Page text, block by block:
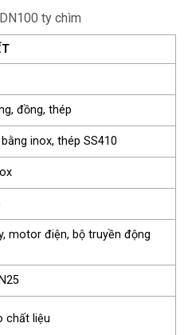
ty chìm
đồng, thép
inox, thép SS410
motor điện, bộ truyền động
chất liệu